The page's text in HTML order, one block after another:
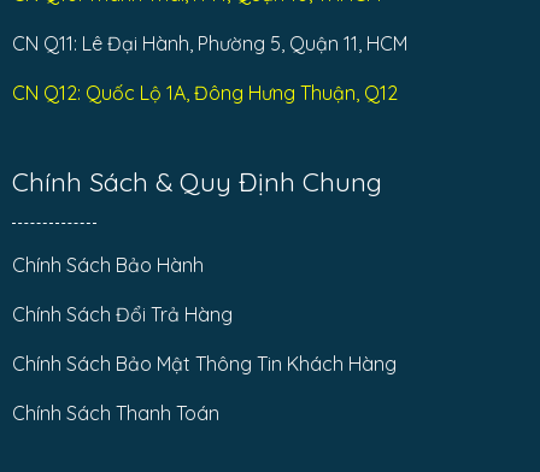
CN Q11: Lê Đại Hành, Phường 5, Quận 11, HCM
CN Q12: Quốc Lộ 1A, Đông Hưng Thuận, Q12
Chính Sách & Quy Định Chung
Chính Sách Bảo Hành
Chính Sách Đổi Trả Hàng
Chính Sách Bảo Mật Thông Tin Khách Hàng
Chính Sách Thanh Toán